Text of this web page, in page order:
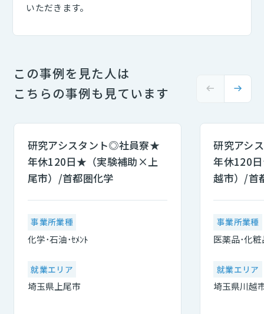
いただきます。
この事例を見た人は
こちらの事例も見ています
研究アシスタント◎社員寮★
年休120日★（実験補助×上
尾市）/首都圏化学
事業所業種
化学･石油･ｾﾒﾝﾄ
就業エリア
埼玉県上尾市
研究アシ
年休120
越市）/首
事業所業種
医薬品･化
就業エリア
埼玉県川越